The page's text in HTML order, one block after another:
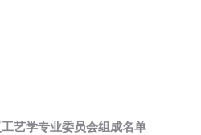
艺学专业委员会组成名单